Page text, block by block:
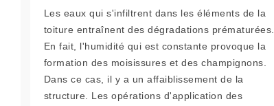
Les eaux qui s'infiltrent dans les éléments de la
toiture entraînent des dégradations prématurées.
En fait, l'humidité qui est constante provoque la
formation des moisissures et des champignons.
Dans ce cas, il y a un affaiblissement de la
structure. Les opérations d'application des